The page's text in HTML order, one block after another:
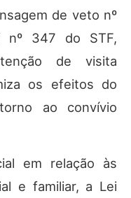
de veto nº
nº 347 do STF,
de visita
os efeitos do
ao convívio
em relação às
e familiar, a Lei